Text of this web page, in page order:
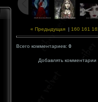
« Предыдущая| 160 161
Всего комментариев: 0
Добавлять комментарии